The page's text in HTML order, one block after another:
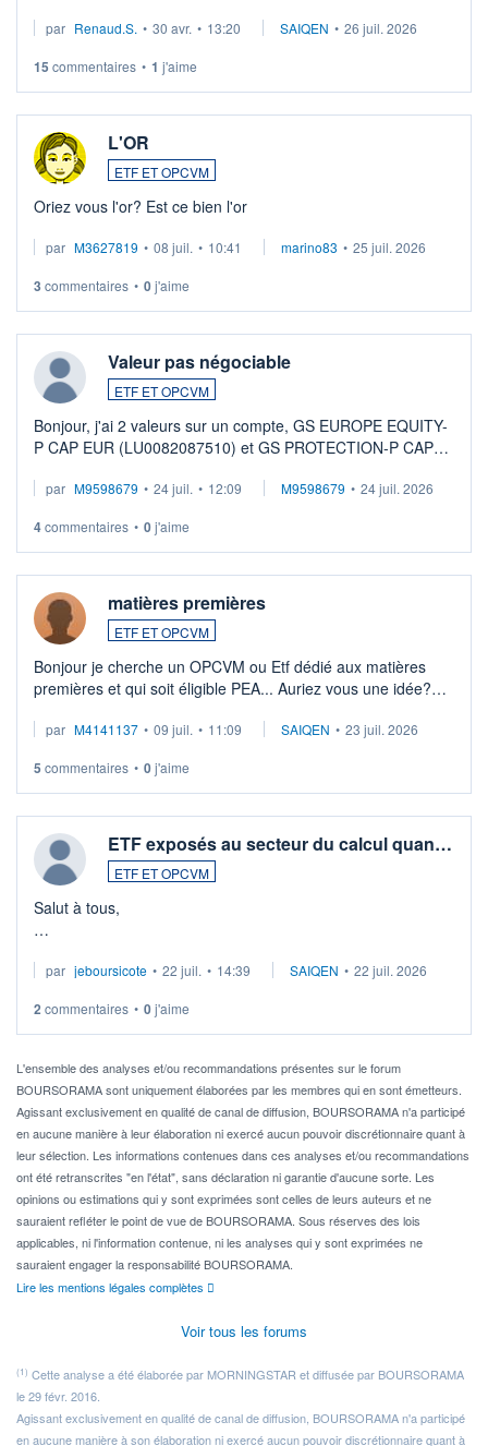
Investissement long terme tip top pour sa retraite.
par Renaud.S. • 30 avr. • 13:20 SAIQEN • 26 juil. 2026
15 commentaires • 1 j'aime
L'OR
ETF ET OPCVM
Oriez vous l'or? Est ce bien l'or
par M3627819 • 08 juil. • 10:41 marino83 • 25 juil. 2026
3 commentaires • 0j'aime
Valeur pas négociable
ETF ET OPCVM
Bonjour, j'ai 2 valeurs sur un compte, GS EUROPE EQUITY-
P CAP EUR (LU0082087510) et GS PROTECTION-P CAP
veux procéder à la vente, on me signale ...
par M9598679 • 24 juil. • 12:09 M9598679 • 24 juil. 2026
4commentaires • 0j'aime
matières premières
ETF ET OPCVM
Bonjour je cherche un OPCVM ou Etf dédié aux matières
premières et qui soit éligible PEA... Auriez vous une idée?
par M4141137 • 09 juil. • 11:09 SAIQEN • 23 juil. 2026
5 commentaires • 0j'aime
ETF exposés au secteur du calcul quan…
ETF ET OPCVM
Salut à tous,
via un ETF plutôt que des actions individuelles.
Idéalement, je voudrais qu'il soit éligible au PEA.
Pour l' ...
par jeboursicote • 22 juil. • 14:39 SAIQEN • 22 juil. 2026
2 commentaires • 0j'aime
L'ensemble des analyses et/ou recommandations présentes sur le forum
BOURSORAMA sont uniquement élaborées par les membres qui en sont émetteurs.
Agissant exclusivement en qualité de canal de diffusion, BOURSORAMA n'a participé
en aucune manière à leur élaboration ni exercé aucun pouvoir discrétionnaire quant à
leur sélection. Les informations contenues dans ces analyses et/ou recommandations
ont été retranscrites "en l'état", sans déclaration ni garantie d'aucune sorte. Les
opinions ou estimations qui y sont exprimées sont celles de leurs auteurs et ne
sauraient refléter le point de vue de BOURSORAMA. Sous réserves des lois
applicables, ni l'information contenue, ni les analyses qui y sont exprimées ne
sauraient engager la responsabilité BOURSORAMA.
Lire les mentions légales complètes
Voir tous les forums
(1) Cette analyse a été élaborée par MORNINGSTAR et diffusée par BOURSORAMA
le 29 févr. 2016.
Agissant exclusivement en qualité de canal de diffusion, BOURSORAMA n'a participé
en aucune manière à son élaboration ni exercé aucun pouvoir discrétionnaire quant à